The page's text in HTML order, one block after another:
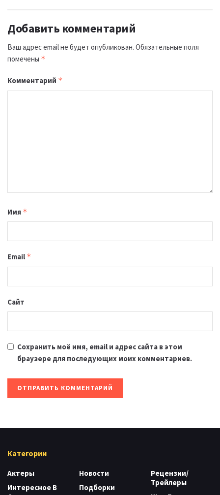
Добавить комментарий
Ваш адрес email не будет опубликован. Обязательные поля
помечены *
Комментарий *
Имя *
Email *
Сайт
Сохранить моё имя, email и адрес сайта в этом
браузере для последующих моих комментариев.
Категории
Актеры
Интересное В
Новости
Подборки
Рецензии/
Трейлеры